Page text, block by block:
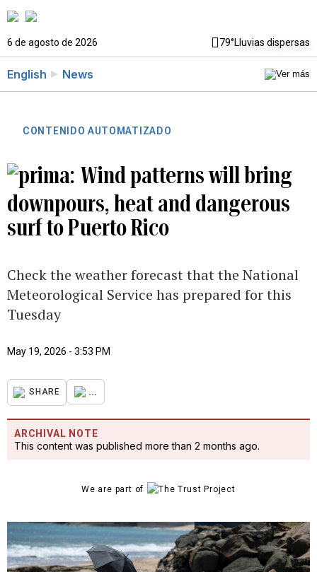
6 de agosto de 2026 79°Lluvias dispersas
English News
CONTENIDO AUTOMATIZADO
Wind patterns will bring
downpours, heat and dangerous
surf to Puerto Rico
Check the weather forecast that the National
Meteorological Service has prepared for this
Tuesday
May 19, 2026 - 3:53 PM
SHARE ...
ARCHIVAL NOTE
This content was published more than 2 months ago.
We are part of